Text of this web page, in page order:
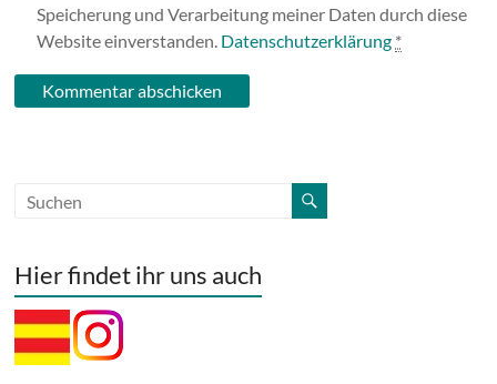
Speicherung und Verarbeitung meiner Daten durch diese
Website einverstanden. Datenschutzerklärung *
Hier findet ihr uns auch